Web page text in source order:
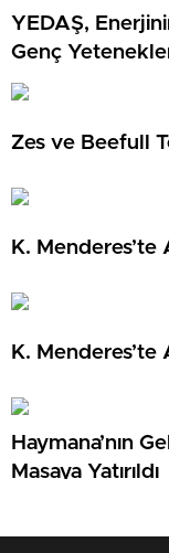
YEDAŞ,
Genç
Zes ve Beefull
K.
K.
Haymana’nın
Masaya Yatırıldı